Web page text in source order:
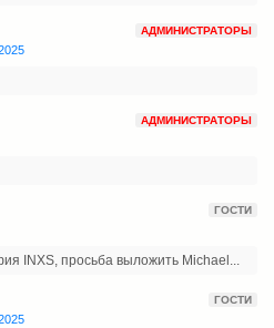
АДМИНИСТРАТОРЫ
АДМИНИСТРАТОРЫ
ГОСТИ
INXS, просьба выложить Michael...
ГОСТИ